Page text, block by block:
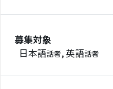
募集対象
日本語話者, 英語話者